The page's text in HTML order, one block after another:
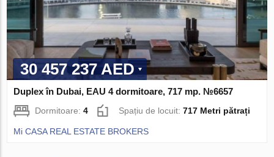
30 457 237 AED
Duplex în Dubai, EAU 4 dormitoare, 717 mp. №6657
Dormitoare:4 Spațiu de locuit:717 Metri pătrați
Mi CASA REAL ESTATE BROKERS